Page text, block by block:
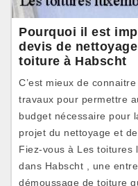
Pourquoi il est
devis de
toiture à Habscht
C’est mieux de
travaux pour permettre
budget nécessaire pour
projet du nettoyage et
Fiez-vous à Les toitures
dans Habscht , une
démoussage de toiture